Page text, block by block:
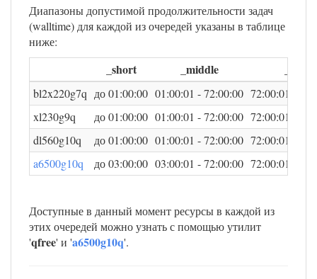
Диапазоны допустимой продолжительности задач
(walltime) для каждой из очередей указаны в таблице
ниже:
_short _middle
bl2x220g7q до 01:00:00 01:00:01 - 72:00:00 72:00:01 -
xl230g9q
до 01:00:00 01:00:01 - 72:00:00 72:00:01 -
dl560g10q
до 01:00:00 01:00:01 - 72:00:00 72:00:01 -
a6500g10q
до 03:00:00 03:00:01 - 72:00:00 72:00:01 -
Доступные в данный момент ресурсы в каждой из
этих очередей можно узнать с помощью утилит
'qfree' и 'a6500g10q'.